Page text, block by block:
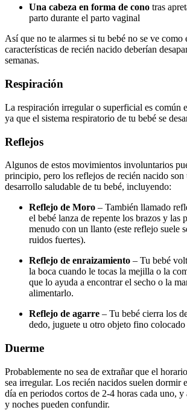
Una cabeza en forma de cono tras
parto durante el parto vaginal
Así que no te alarmes si tu bebé no se ve como
características de recién nacido deberían
semanas.
Respiración
La respiración irregular o superficial es común
ya que el sistema respiratorio de tu bebé se
Reflejos
Algunos de estos movimientos involuntarios
principio, pero los reflejos de recién nacido son
desarrollo saludable de tu bebé, incluyendo:
Reflejo de Moro – También llamado
el bebé lanza de repente los brazos y las
menudo con un llanto (este reflejo suele
ruidos fuertes).
Reflejo de enraizamiento – Tu bebé
la boca cuando le tocas la mejilla o la
que lo ayuda a encontrar el secho o la
alimentarlo.
Reflejo de agarre – Tu bebé cierra los
dedo, juguete u otro objeto fino colocado
Duerme
Probablemente no sea de extrañar que el
sea irregular. Los recién nacidos suelen dormir
día en periodos cortos de 2-4 horas cada uno,
y noches pueden confundir.